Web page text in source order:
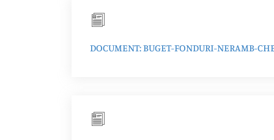
DOCUMENT: BUGET-FONDURI-NERAMB-